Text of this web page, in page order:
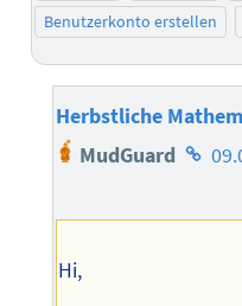
Benutzerkonto erstellen
Herbstliche
MudGuard
Autors
Hi,